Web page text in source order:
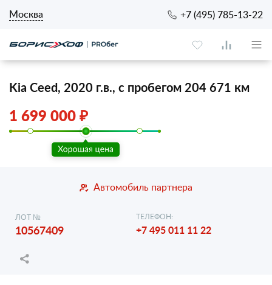
Москва +7 (495) 785-13-22
Kia Ceed, 2020 г.в., с пробегом 204 671 км
1 699 000 ₽
Автомобиль партнера
ЛОТ №
10567409
ТЕЛЕФОН:
+7 495 011 11 22